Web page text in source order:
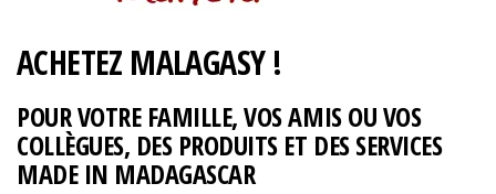
ACHETEZ MALAGASY !
POUR VOTRE FAMILLE, VOS AMIS OU VOS
COLLÈGUES, DES PRODUITS ET DES SERVICES
MADE IN MADAGASCAR